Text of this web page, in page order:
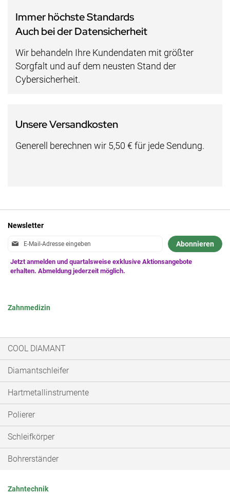
Immer höchste Standards
Auch bei der Datensicherheit
Wir behandeln Ihre Kundendaten mit größter
Sorgfalt und auf dem neusten Stand der
Cybersicherheit.
Unsere Versandkosten
Generell berechnen wir 5,50 € für jede Sendung.
Newsletter
Anmeldung
Newsletter:
Abonnieren
Zahnmedizin
COOL DIAMANT
Diamantschleifer
Hartmetallinstrumente
Polierer
Schleifkörper
Bohrerständer
Zahntechnik